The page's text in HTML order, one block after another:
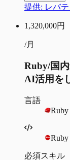
提供: レバ
1,320,000円
/月
Ruby/国
AI活用を
言語
Ruby
Ruby
必須スキル